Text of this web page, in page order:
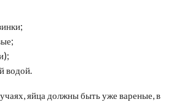
водой.
яйца должны быть уже вареные, в